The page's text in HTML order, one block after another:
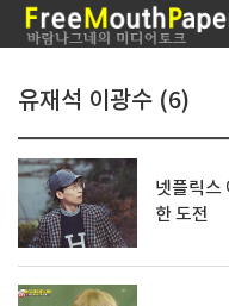
유재석 이광수 (6)
넷플릭스
한 도전